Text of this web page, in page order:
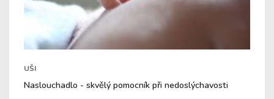
UŠI
Naslouchadlo - skvělý pomocník při nedoslýchavosti